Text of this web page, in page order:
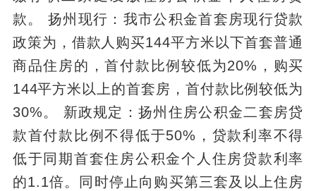
款。 扬州现行：我市公积金首套房现行贷款
政策为，借款人购买144平方米以下首套普通
商品住房的，首付款比例较低为20%，购买
144平方米以上的首套房，首付款比例较低为
30%。 新政规定：扬州住房公积金二套房贷
款首付款比例不得低于50%，贷款利率不得
低于同期首套住房公积金个人住房贷款利率
的1.1倍。同时停止向购买第三套及以上住房